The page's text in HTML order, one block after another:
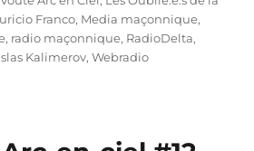
Franco, Media maçonnique,
, radio maçonnique, RadioDelta,
Kalimerov,Webradio